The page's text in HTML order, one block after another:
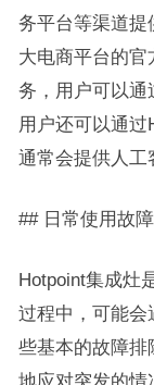
务平台等渠道提
大电商平台的官
务，用户可以通
用户还可以通过
通常会提供人工
## 日常使用故
Hotpoint集成灶
过程中，可能会
些基本的故障排
地应对突发的情